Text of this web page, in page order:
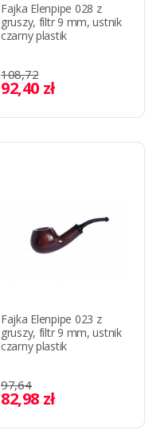
Fajka Elenpipe 028 z
gruszy, filtr 9 mm, ustnik
czarny plastik
108,72
92,40 zł
Fajka Elenpipe 023 z
gruszy, filtr 9 mm, ustnik
czarny plastik
97,64
82,98 zł